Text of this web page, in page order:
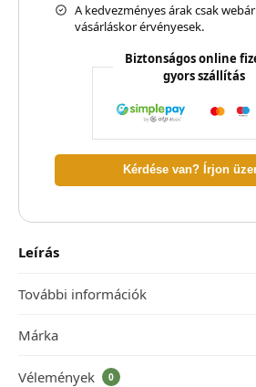
A kedvezményes árak csak
vásárláskor érvényesek.
Biztonságos online
gyors szállítás
Kérdése van? Írjon
Leírás
További információk
Márka
Vélemények 0